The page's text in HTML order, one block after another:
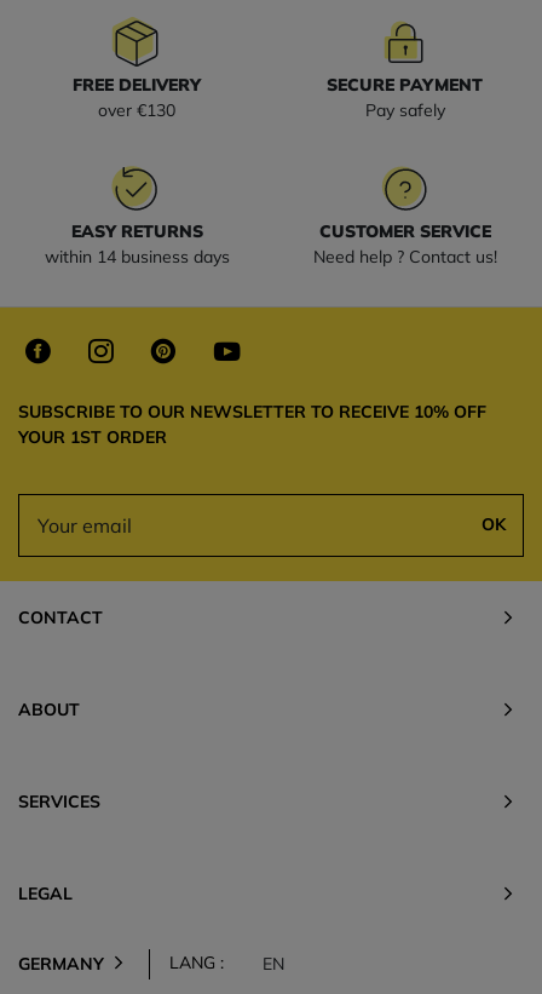
FREE DELIVERY
over €130
SECURE PAYMENT
Pay safely
EASY RETURNS
within 14 business days
CUSTOMER SERVICE
Need help ? Contact us!
SUBSCRIBE TO OUR NEWSLETTER TO RECEIVE 10% OFF
YOUR 1ST ORDER
OK
CONTACT
ABOUT
SERVICES
LEGAL
GERMANY LANG : EN